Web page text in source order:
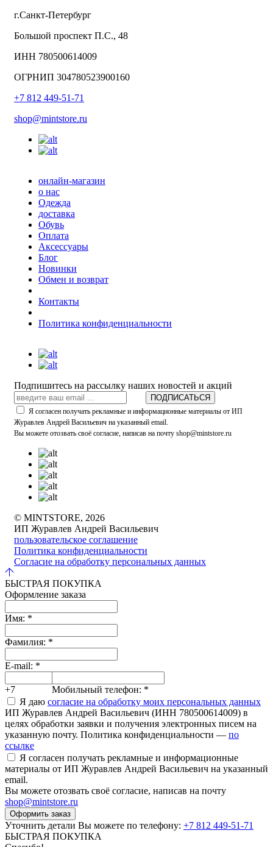
г.Санкт-Петербург
Большой проспект П.С., 48
ИНН 780500614009
ОГРНИП 304780523900160
+7 812 449-51-71
shop@mintstore.ru
онлайн-магазин
о нас
Одежда
доставка
Обувь
Оплата
Аксессуары
Блог
Новинки
Обмен и возврат
Контакты
Политика конфиденциальности
Подпишитесь на рассылку наших новостей и акций
ПОДПИСАТЬСЯ
Я согласен получать рекламные и информационные материалы от ИП
Журавлев Андрей Васильевич на указанный email.
Вы можете отозвать своё согласие, написав на почту shop@mintstore.ru
© MINTSTORE, 2026
ИП Журавлев Андрей Васильевич
пользовательское соглашение
Политика конфиденциальности
Согласие на обработку персональных данных
БЫСТРАЯ ПОКУПКА
Оформление заказа
Имя: *
Фамилия: *
E-mail: *
+7 Мобильный телефон: *
Я даю согласие на обработку моих персональных данных
ИП Журавлев Андрей Васильевич (ИНН 780500614009) в
целях обработки заявки и получения электронных писем на
указанную почту. Политика конфиденциальности — по
ссылке
Я согласен получать рекламные и информационные
материалы от ИП Журавлев Андрей Васильевич на указанный
email.
Вы можете отозвать своё согласие, написав на почту
shop@mintstore.ru
Оформить заказ
Уточнить детали Вы можете по телефону: +7 812 449-51-71
БЫСТРАЯ ПОКУПКА